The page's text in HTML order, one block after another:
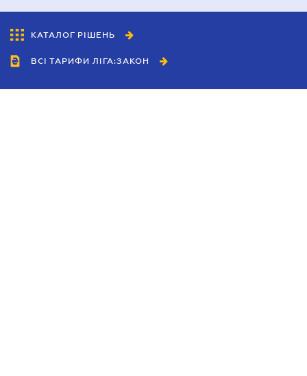
КАТАЛОГ РІШЕНЬ
ВСІ ТАРИФИ ЛІГА:ЗАКОН